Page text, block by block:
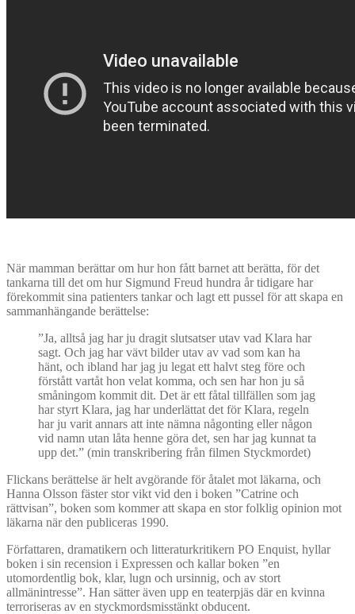
När mamman berättar om hur hon fått barnet att berätta, för det
tankarna till det om hur Sigmund Freud hundra år tidigare har
förekommit sina patienters tankar och lagt ett pussel för att skapa en
sammanhängande berättelse:
”Ja, alltså jag har ju dragit slutsatser utav vad Klara har
sagt. Och jag har vävt bilder utav av vad som kan ha
hänt, och ibland har jag ju legat ett halvt steg före och
förstått vartåt hon velat komma, och sen har hon ju så
småningom kommit dit. Det är ett fåtal tillfällen som jag
har styrt Klara, jag har underlättat det för Klara, regeln
har ju varit annars att inte nämna någonting eller någon
vid namn utan låta henne göra det, sen har jag kunnat ta
upp det.” (min transkribering från filmen Styckmordet)
Flickans berättelse är helt avgörande för åtalet mot läkarna, och
Hanna Olsson fäster stor vikt vid den i boken ”Catrine och
rättvisan”, boken som kommer att skapa en stor folklig opinion mot
läkarna när den publiceras 1990.
Författaren, dramatikern och litteraturkritikern PO Enquist, hyllar
boken i sin recension i Expressen och kallar boken ”en
utomordentlig bok, klar, lugn och ursinnig, och av stort
allmänintresse”. Han sätter även upp en teaterpjäs där en kvinna
terroriseras av en styckmordsmisstänkt obducent.